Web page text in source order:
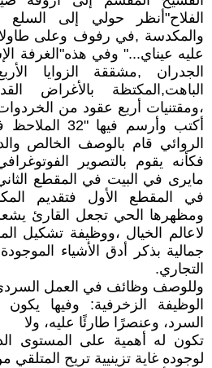
الفلاح"أنظر حولي إلى السلع
والمكدسة ,في رفوف وعلى
عليه عيناي..." وفي هذه"الغرفة
الجدران ,مشققة الزوايا
الباهت,المكتظة بالأغراض
،ومقتنيات أربع عقود من الخردوات
أكتب وأرسم
الروائي قام بالوصف الخالص
فكأنه يقوم بالتصوير
مايرى في البيت في المقطع
في المقطع الأول فتقديم
ومظهرها الحي تجعل القارئ
لاعالم الخيال ،ووظيفة تشكيل
جمالية بذكر أدق الأشياء
التجاري.
وللوصف وظائف في العمل السردي
الوظيفة الزخرفية: وفيها
السرد، وعنصرًا طارئًا عليه، ولا
تكون له أهمية على المستوى
لوجوده غاية تزينيية تريح المتلقي